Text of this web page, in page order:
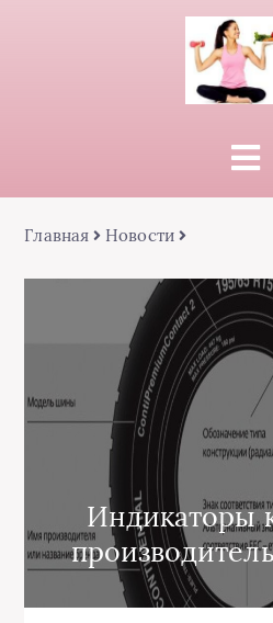
Главная Новости
Индикаторы